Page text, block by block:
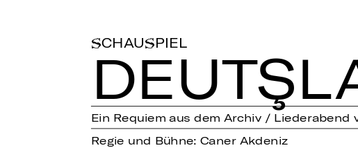
SCHAUSPIEL
Ein Requiem aus dem Archiv / Liederabend
Regie und Bühne: Caner Akdeniz